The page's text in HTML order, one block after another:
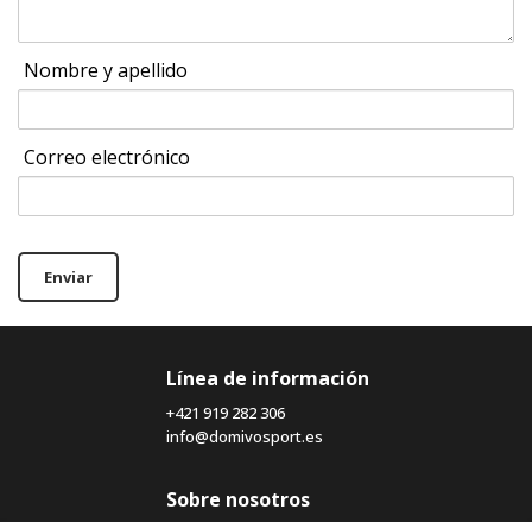
Nombre y apellido
Correo electrónico
Enviar
Línea de información
+421 919 282 306
info@domivosport.es
Sobre nosotros